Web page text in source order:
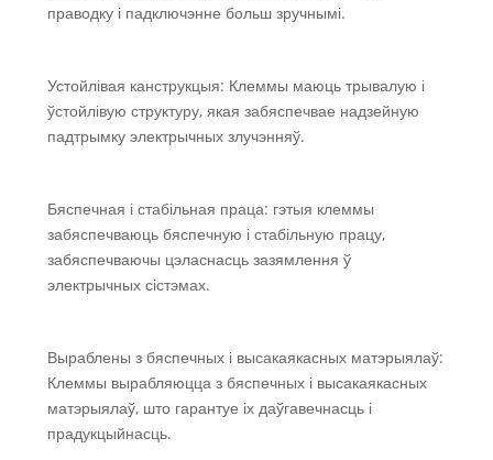
праводку і падключэнне больш зручнымі.
Устойлівая канструкцыя: Клеммы маюць трывалую і
ўстойлівую структуру, якая забяспечвае надзейную
падтрымку электрычных злучэнняў.
Бяспечная і стабільная праца: гэтыя клеммы
забяспечваюць бяспечную і стабільную працу,
забяспечваючы цэласнасць зазямлення ў
электрычных сістэмах.
Выраблены з бяспечных і высакаякасных матэрыялаў:
Клеммы вырабляюцца з бяспечных і высакаякасных
матэрыялаў, што гарантуе іх даўгавечнасць і
прадукцыйнасць.